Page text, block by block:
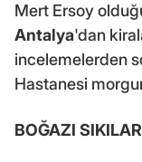
Mert Ersoy
Antalya'dan
incelemelerden
Hastanesi
BOĞAZI